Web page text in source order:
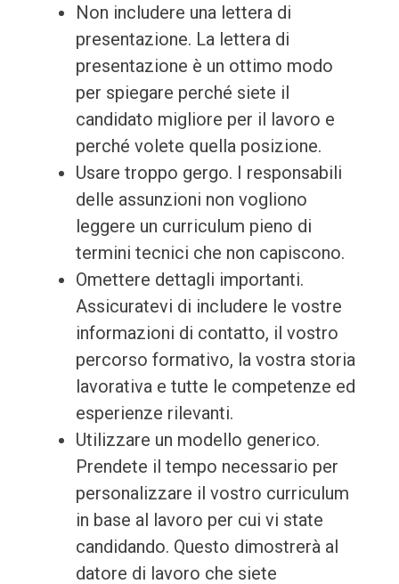
Non includere una lettera di
presentazione. La lettera di
presentazione è un ottimo modo
per spiegare perché siete il
candidato migliore per il lavoro e
perché volete quella posizione.
Usare troppo gergo. I responsabili
delle assunzioni non vogliono
leggere un curriculum pieno di
termini tecnici che non capiscono.
Omettere dettagli importanti.
Assicuratevi di includere le vostre
informazioni di contatto, il vostro
percorso formativo, la vostra storia
lavorativa e tutte le competenze ed
esperienze rilevanti.
Utilizzare un modello generico.
Prendete il tempo necessario per
personalizzare il vostro curriculum
in base al lavoro per cui vi state
candidando. Questo dimostrerà al
datore di lavoro che siete